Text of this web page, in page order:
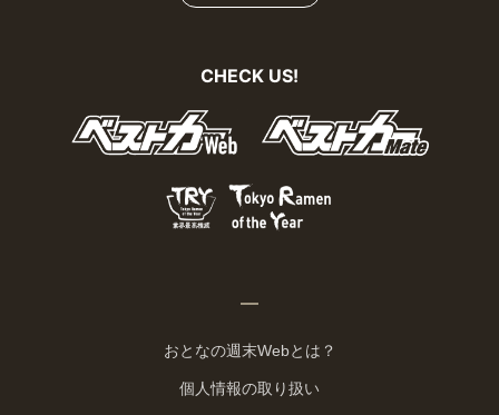
CHECK US!
おとなの週末Webとは？
個人情報の取り扱い